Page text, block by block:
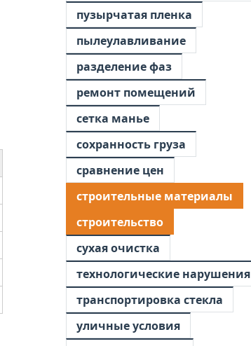
пузырчатая пленка
пылеулавливание
разделение фаз
ремонт помещений
сетка манье
сохранность груза
сравнение цен
строительные материалы
строительство
сухая очистка
технологические нарушения
транспортировка стекла
уличные условия